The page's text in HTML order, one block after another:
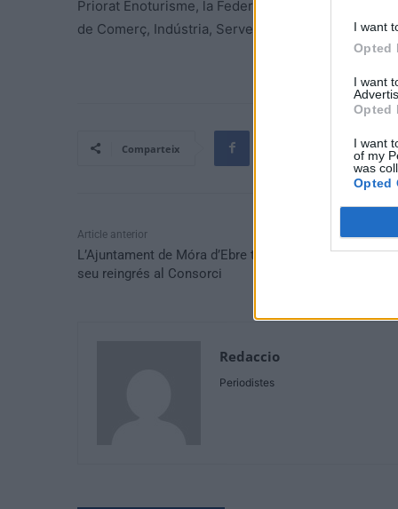
I want
Opted
I want
Opted
I want
of my
was
Opted
Priorat Enoturisme, la Federació Empresarial
de Comerç, Indústria, Serveis i Navegació de Reus.
Comparteix
Article anterior
L’Ajuntament de Móra d’Ebre treballa amb COMEBE el
seu reingrés al Consorci
Redaccio
Periodistes